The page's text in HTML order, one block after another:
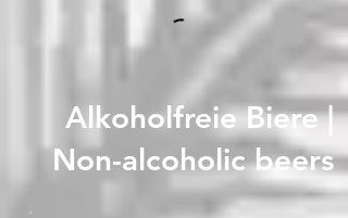
Alkoholfreie Biere |
Non-alcoholic beers